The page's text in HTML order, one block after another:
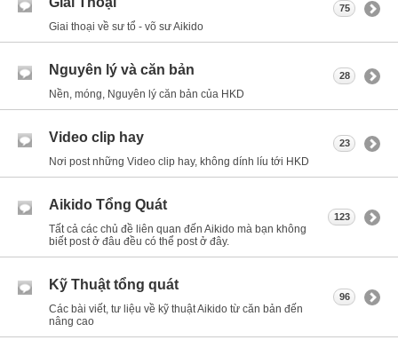
Giai thoại về sư tổ - võ sư Aikido
75
Nguyên lý và căn bản
Nền, móng, Nguyên lý căn bản của HKD
28
Video clip hay
Nơi post những Video clip hay, không dính líu tới HKD
23
Aikido Tổng Quát
Tất cả các chủ đề liên quan đến Aikido mà bạn không
biết post ở đâu đều có thể post ở đây.
123
Kỹ Thuật tổng quát
Các bài viết, tư liệu về kỹ thuật Aikido từ căn bản đến
nâng cao
96